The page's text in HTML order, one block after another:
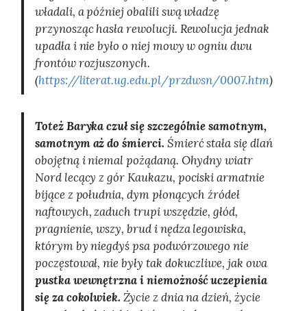
władali, a później obalili swą władzę
przynosząc hasła rewolucji. Rewolucja jednak
upadła i nie było o niej mowy w ogniu dwu
frontów rozjuszonych.
(https://literat.ug.edu.pl/przdwsn/0007.htm)
Toteż Baryka czuł się szczególnie samotnym,
samotnym aż do śmierci. Śmierć stała się dlań
obojętną i niemal pożądaną. Ohydny wiatr
Nord lecący z gór Kaukazu, pociski armatnie
bijące z południa, dym płonących źródeł
naftowych, zaduch trupi wszędzie, głód,
pragnienie, wszy, brud i nędza legowiska,
którym by niegdyś psa podwórzowego nie
poczęstował, nie były tak dokuczliwe, jak owa
pustka wewnętrzna i niemożność uczepienia
się za cokolwiek. Życie z dnia na dzień, życie